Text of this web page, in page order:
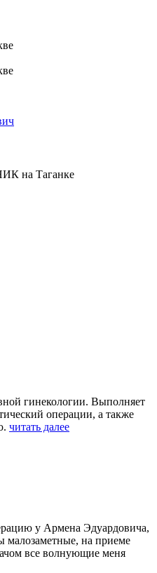
на Таганке
гинекологии. Выполняет
операции, а также
читать далее
у Армена Эдуардовича,
на приеме
все волнующие меня